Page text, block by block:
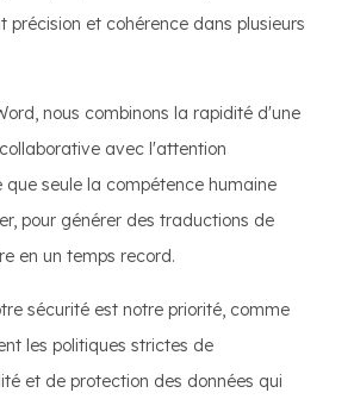
précision et cohérence dans plusieurs
nous combinons la rapidité d'une
avec l'attention
que seule la compétence humaine
pour générer des traductions de
en un temps record.
sécurité est notre priorité, comme
les politiques strictes de
et de protection des données qui